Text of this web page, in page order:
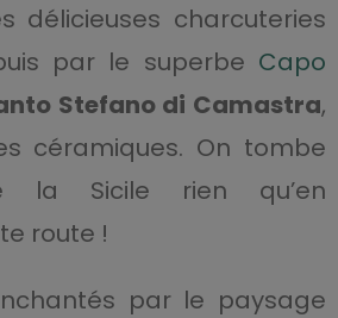
délicieuses charcuteries
par le superbe Capo
Stefano di Camastra,
céramiques. On tombe
la Sicile rien qu’en
route !
par le paysage